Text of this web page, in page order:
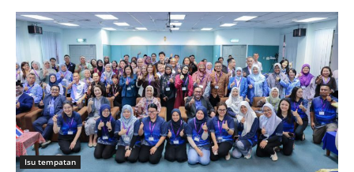
Isu tempatan